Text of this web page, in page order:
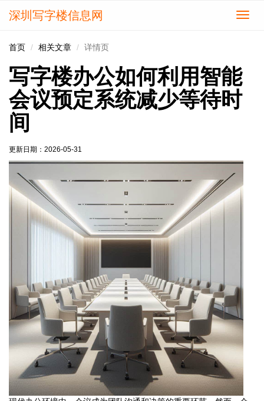
切
深圳写字楼信息网
首页 相关文章 详情页
写字楼办公如何利用智能
会议预定系统减少等待时
间
更新日期： 2026-05-31